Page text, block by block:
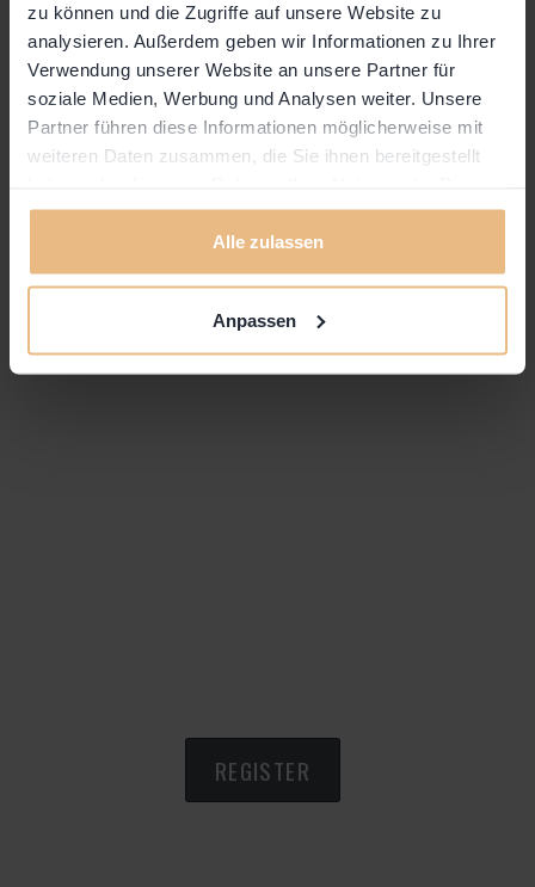
zu können und die Zugriffe auf unsere Website zu
analysieren. Außerdem geben wir Informationen zu Ihrer
Verwendung unserer Website an unsere Partner für
soziale Medien, Werbung und Analysen weiter. Unsere
Partner führen diese Informationen möglicherweise mit
weiteren Daten zusammen, die Sie ihnen bereitgestellt
gesammelt haben.
Alle zulassen
Anpassen
- Alle Interessierte.
Referent
Andreas Steiner
REGISTER